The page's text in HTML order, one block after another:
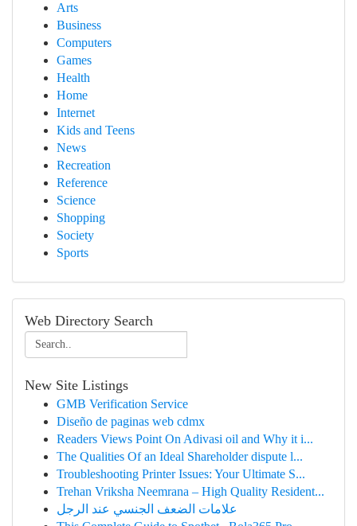
Arts
Business
Computers
Games
Health
Home
Internet
Kids and Teens
News
Recreation
Reference
Science
Shopping
Society
Sports
Web Directory Search
New Site Listings
GMB Verification Service
Diseño de paginas web cdmx
Readers Views Point On Adivasi oil and Why it i...
The Qualities Of an Ideal Shareholder dispute l...
Troubleshooting Printer Issues: Your Ultimate S...
Trehan Vriksha Neemrana – High Quality Resident...
علامات الضعف الجنسي عند الرجل